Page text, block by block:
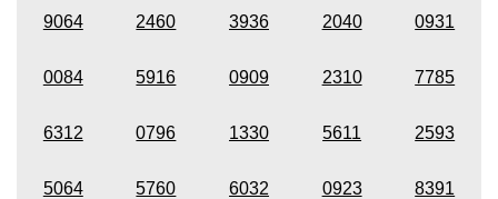
9064 2460 3936 2040 0931
0084 5916 0909 2310 7785
6312 0796 1330 5611 2593
5064 5760 6032 0923 8391